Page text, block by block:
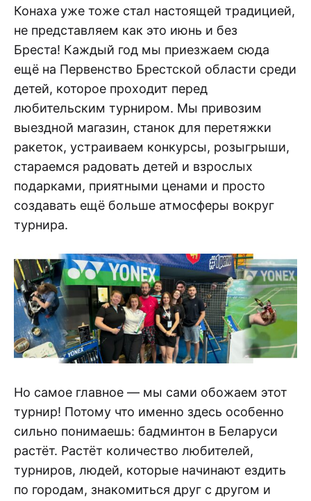
Конаха уже тоже стал настоящей традицией,
не представляем как это июнь и без
Бреста! Каждый год мы приезжаем сюда
ещё на Первенство Брестской области среди
детей, которое проходит перед
любительским турниром. Мы привозим
выездной магазин, станок для перетяжки
ракеток, устраиваем конкурсы, розыгрыши,
стараемся радовать детей и взрослых
подарками, приятными ценами и просто
создавать ещё больше атмосферы вокруг
турнира.
Но самое главное — мы сами обожаем этот
турнир! Потому что именно здесь особенно
сильно понимаешь: бадминтон в Беларуси
растёт. Растёт количество любителей,
турниров, людей, которые начинают ездить
по городам, знакомиться друг с другом и